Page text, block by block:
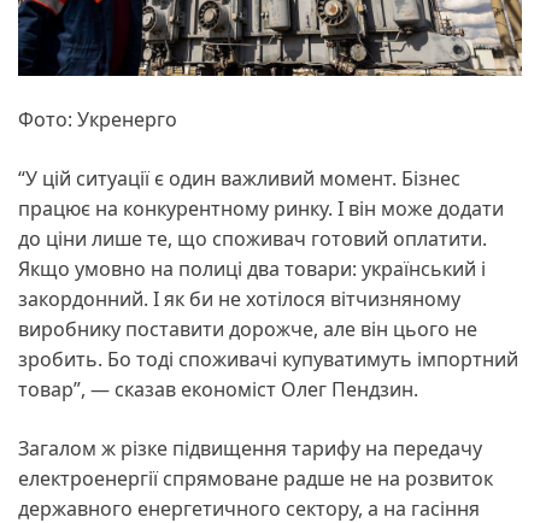
Фото: Укренерго
“У цій ситуації є один важливий момент. Бізнес
працює на конкурентному ринку. І він може додати
до ціни лише те, що споживач готовий оплатити.
Якщо умовно на полиці два товари: український і
закордонний. І як би не хотілося вітчизняному
виробнику поставити дорожче, але він цього не
зробить. Бо тоді споживачі купуватимуть імпортний
товар”, — сказав економіст Олег Пендзин.
Загалом ж різке підвищення тарифу на передачу
електроенергії спрямоване радше не на розвиток
державного енергетичного сектору, а на гасіння